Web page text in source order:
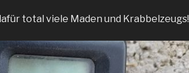
total viele Maden und Krabbelzeugs!